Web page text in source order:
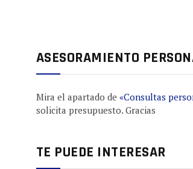
ASESORAMIENTO
Mira el apartado de «Consultas
solicita presupuesto. Gracias
TE PUEDE INTERESAR